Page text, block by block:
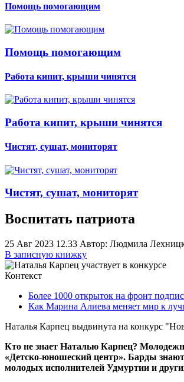
Помощь помогающим
Помощь помогающим
Работа кипит, крыши чинятся
Работа кипит, крыши чинятся
Чистят, сушат, мониторят
Чистят, сушат, мониторят
Воспитать патриота
25 Авг 2023 12.33 Автор: Людмила
В записную книжку
Контекст
Более 1000 открыток на фронт
Как Марина Алиева меняет мир к
Наталья Карпец выдвинута на конкурс
Кто не знает Наталью Карпец?
«Детско-юношеский центр». Барды
молодых исполнителей Удмуртии и